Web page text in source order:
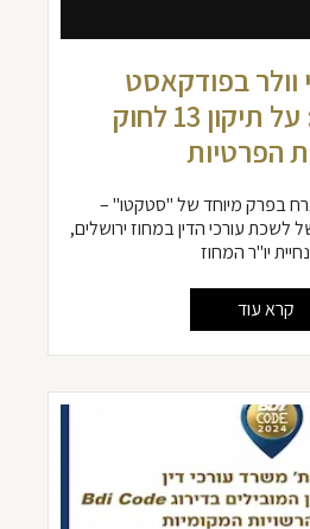
וולר בפודקאסט
"סטקטו": על תיקון 13 לחוק
הפרטיות
בפרק מיוחד של "סטקטו" –
עורכי הדין במחוז ירושלים,
יו"ר המחוז
קרא עוד